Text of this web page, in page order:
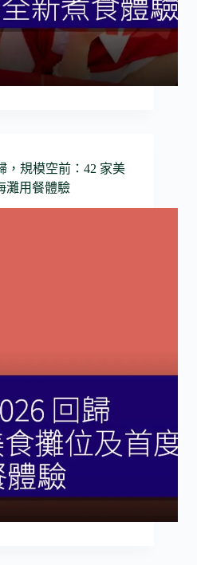
，規模空前：42 家美
灘用餐體驗